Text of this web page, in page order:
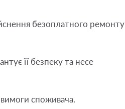
безоплатного ремонту
її безпеку та несе
споживача.